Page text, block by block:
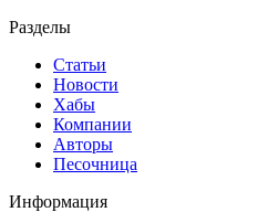
Разделы
Статьи
Новости
Хабы
Компании
Авторы
Песочница
Информация